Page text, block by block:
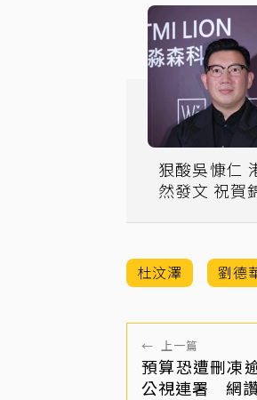
狠酸吳慷仁
然發文 祝賀
杜汶澤 劉德
← 上一篇
預算恐遭刪凍
公視連署 網